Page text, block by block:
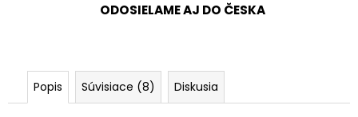
ODOSIELAME AJ DO ČESKA
Popis Súvisiace (8) Diskusia